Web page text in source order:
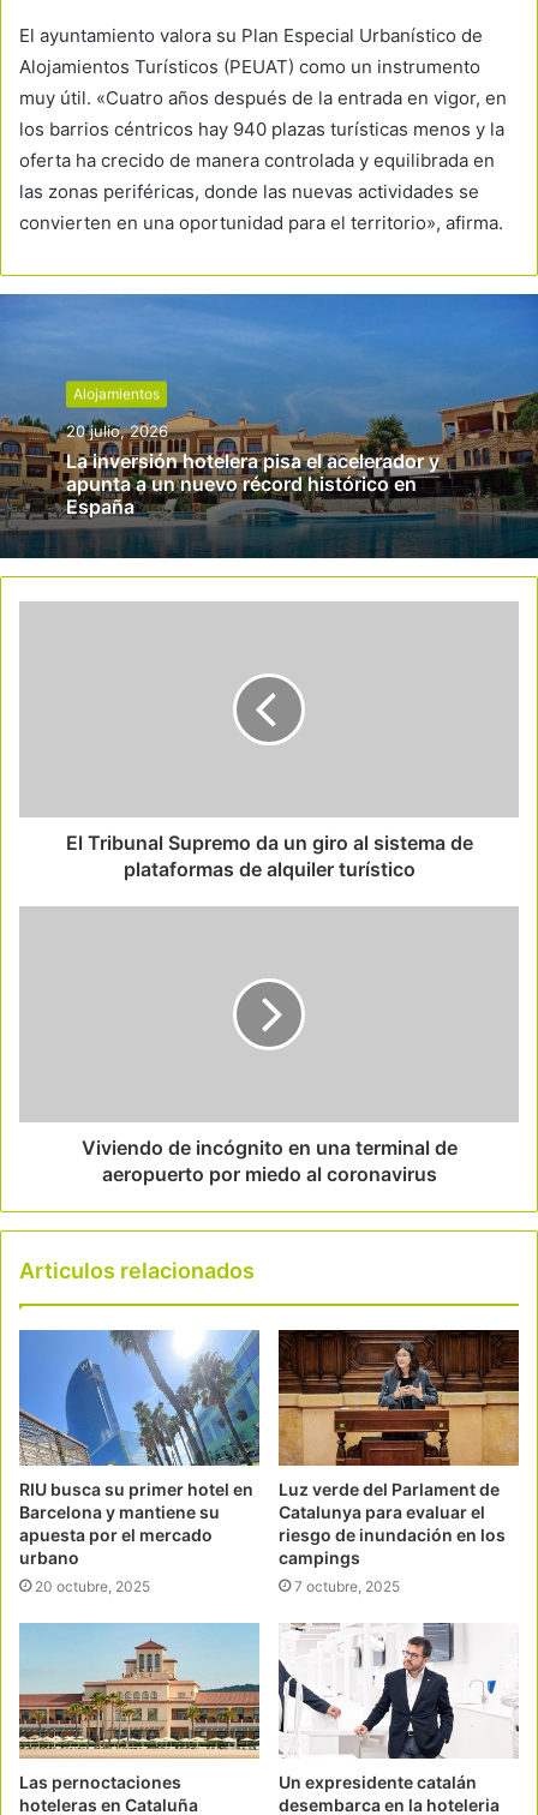
El ayuntamiento valora su Plan Especial Urbanístico de
Alojamientos Turísticos (PEUAT) como un instrumento
muy útil. «Cuatro años después de la entrada en vigor, en
los barrios céntricos hay 940 plazas turísticas menos y la
oferta ha crecido de manera controlada y equilibrada en
las zonas periféricas, donde las nuevas actividades se
convierten en una oportunidad para el territorio», afirma.
Alojamientos
20 julio, 2026
La inversión hotelera pisa el acelerador y
apunta a un nuevo récord histórico en
España
El Tribunal Supremo da un giro al sistema de
plataformas de alquiler turístico
Viviendo de incógnito en una terminal de
aeropuerto por miedo al coronavirus
Articulos relacionados
RIU busca su primer hotel en
Barcelona y mantiene su
apuesta por el mercado
urbano
20 octubre, 2025
Luz verde del Parlament de
Catalunya para evaluar el
riesgo de inundación en los
campings
7 octubre, 2025
Las pernoctaciones
hoteleras en Cataluña
Un expresidente catalán
desembarca en la hoteleria